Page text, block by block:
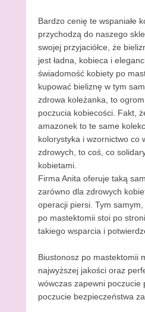
Bardzo cenię te wspaniałe
przychodzą do naszego
swojej przyjaciółce, że
jest ładna, kobieca i
świadomość kobiety po
kupować bieliznę w tym
zdrowa koleżanka, to
poczucia kobiecości. Fakt,
amazonek to te same
kolorystyka i wzornictwo co
zdrowych, to coś, co
kobietami.
Firma Anita oferuje taką
zarówno dla zdrowych
operacji piersi. Tym
po mastektomii stoi po
takiego wsparcia i
Biustonosz po mastektomii
najwyższej jakości oraz
wówczas zapewni poczucie
poczucie bezpieczeństwa